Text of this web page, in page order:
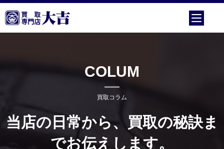
COLUM
買取コラム
当店の日常から、買取の秘訣ま
でお伝えします。